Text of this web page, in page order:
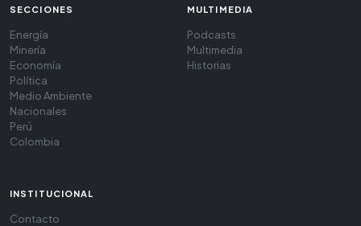
SECCIONES
Energía
Minería
Economía
Política
Medio Ambiente
Nacionales
Perú
Colombia
MULTIMEDIA
Podcasts
Multimedia
Historias
INSTITUCIONAL
Contacto